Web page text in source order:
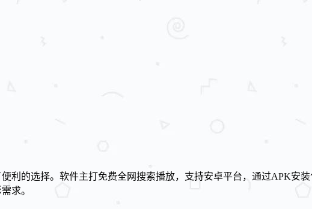
利的选择。软件主打免费全网搜索播放，支持安卓平台，通过APK安
求。